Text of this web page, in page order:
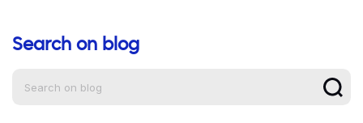
Aide à la navigation
Search on blog